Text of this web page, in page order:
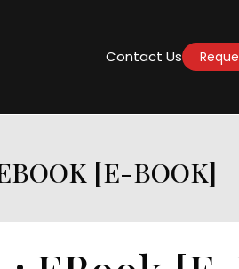
Contact Us
[E-BOOK]